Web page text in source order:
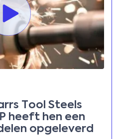
Tool Steels
heeft hen een
opgeleverd